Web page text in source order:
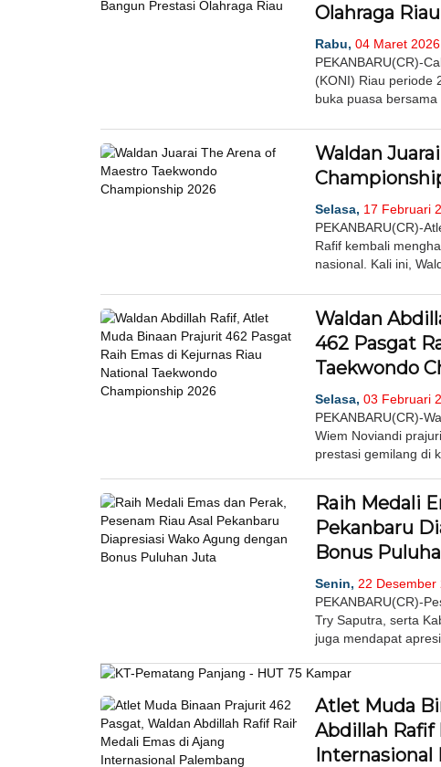
Olahraga Riau
Rabu, 04 Maret
PEKANBARU(CR)-
(KONI) Riau periode
buka puasa bersama
Waldan
Selasa, 17 Februari
PEKANBARU(CR)-
Rafif kembali
nasional. Kali ini,
Waldan
462 Pasgat
Taekwondo
Selasa, 03 Februari
PEKANBARU(CR)-
Wiem Noviandi
prestasi gemilang di
Raih Medali
Pekanbaru
Bonus
Senin, 22 Desember
PEKANBARU(CR)-
Try Saputra, serta
juga mendapat
Atlet Muda
Abdillah Rafif
Internasional